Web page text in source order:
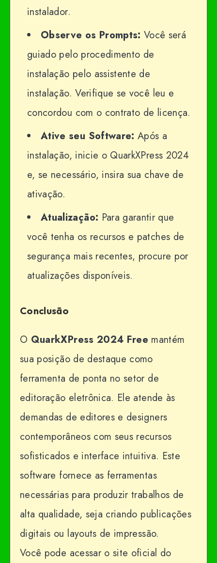
instalador.
Observe os Prompts: Você será
guiado pelo procedimento de
instalação pelo assistente de
instalação. Verifique se você leu e
concordou com o contrato de licença.
Ative seu Software: Após a
instalação, inicie o QuarkXPress 2024
e, se necessário, insira sua chave de
ativação.
Atualização: Para garantir que
você tenha os recursos e patches de
segurança mais recentes, procure por
atualizações disponíveis.
Conclusão
O QuarkXPress 2024 Free mantém
sua posição de destaque como
ferramenta de ponta no setor de
editoração eletrônica. Ele atende às
demandas de editores e designers
contemporâneos com seus recursos
sofisticados e interface intuitiva. Este
software fornece as ferramentas
necessárias para produzir trabalhos de
alta qualidade, seja criando publicações
digitais ou layouts de impressão.
Você pode acessar o site oficial do